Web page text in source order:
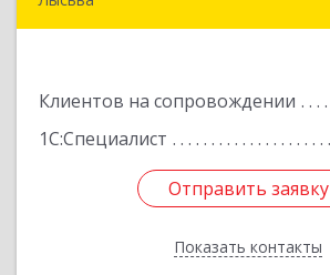
Клиентов на сопровождении
1С:Специалист
Отправить заявку
Показать контакты
Отправить заявку
Назад